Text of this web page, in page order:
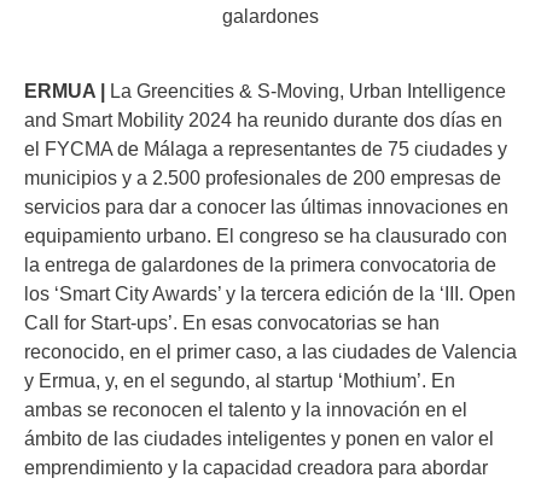
galardones
ERMUA | La Greencities & S-Moving, Urban Intelligence
and Smart Mobility 2024 ha reunido durante dos días en
el FYCMA de Málaga a representantes de 75 ciudades y
municipios y a 2.500 profesionales de 200 empresas de
servicios para dar a conocer las últimas innovaciones en
equipamiento urbano. El congreso se ha clausurado con
la entrega de galardones de la primera convocatoria de
los ‘Smart City Awards’ y la tercera edición de la ‘III. Open
Call for Start-ups’. En esas convocatorias se han
reconocido, en el primer caso, a las ciudades de Valencia
y Ermua, y, en el segundo, al startup ‘Mothium’. En
ambas se reconocen el talento y la innovación en el
ámbito de las ciudades inteligentes y ponen en valor el
emprendimiento y la capacidad creadora para abordar